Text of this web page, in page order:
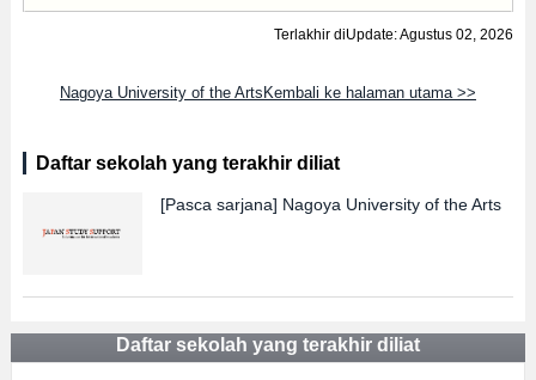
Terlakhir diUpdate: Agustus 02, 2026
Nagoya University of the ArtsKembali ke halaman utama >>
Daftar sekolah yang terakhir diliat
[Pasca sarjana] Nagoya University of the Arts
Daftar sekolah yang terakhir diliat